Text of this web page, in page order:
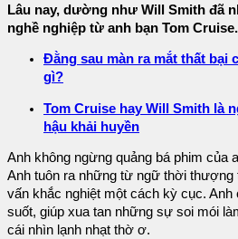
Lâu nay, dường như Will Smith đã
nghề nghiệp từ anh bạn Tom Cruise.
Đằng sau màn ra mắt thất bại
gì?
Tom Cruise hay Will Smith là
hậu khải huyền
Anh không ngừng quảng bá phim của
Anh tuôn ra những từ ngữ thời thượng
vấn khắc nghiệt một cách kỳ cục.
suốt, giúp xua tan những sự soi mói
cái nhìn lạnh nhạt thờ ơ.